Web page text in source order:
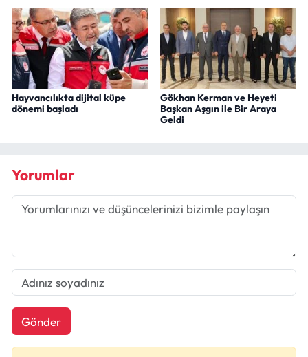
Hayvancılıkta dijital küpe
dönemi başladı
Gökhan Kerman ve Heyeti
Başkan Aşgın ile Bir Araya
Geldi
Yorumlar
Gönder